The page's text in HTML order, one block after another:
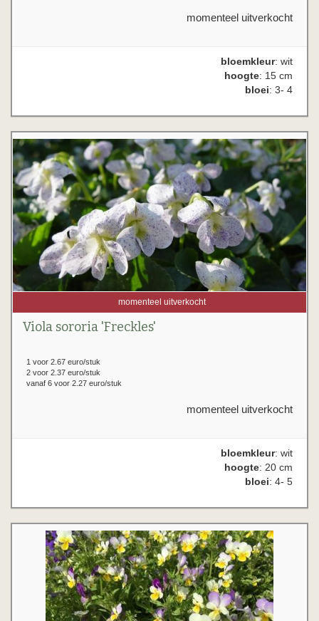
momenteel uitverkocht
bloemkleur: wit
hoogte: 15 cm
bloei: 3- 4
momenteel uitverkocht
Viola sororia 'Freckles'
1 voor 2.67 euro/stuk
2 voor 2.37 euro/stuk
vanaf 6 voor 2.27 euro/stuk
momenteel uitverkocht
bloemkleur: wit
hoogte: 20 cm
bloei: 4- 5